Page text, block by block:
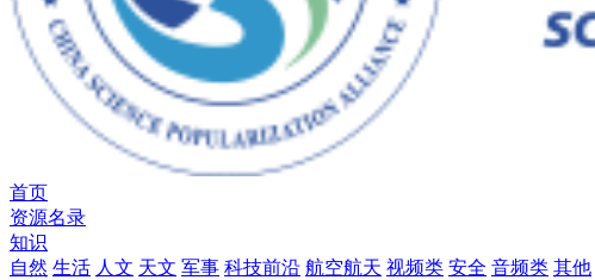
首页
资源名录
知识
自然 生活 人文 天文 军事 科技前沿 航空航天 视频类 安全 音频类 其他